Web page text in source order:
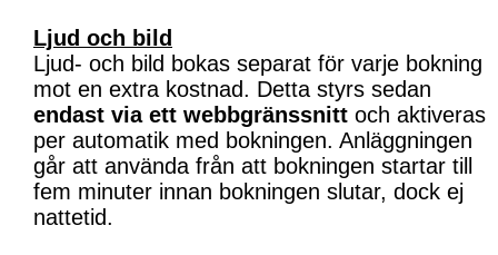
Ljud och bild
Ljud- och bild bokas separat för varje bokning
mot en extra kostnad. Detta styrs sedan
endast via ett webbgränssnitt och aktiveras
per automatik med bokningen. Anläggningen
går att använda från att bokningen startar till
fem minuter innan bokningen slutar, dock ej
nattetid.